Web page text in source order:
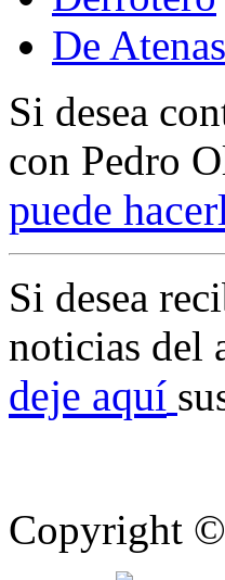
De
Si desea
con Pedro
puede
Si desea
noticias del
deje aquí
Copyright ©